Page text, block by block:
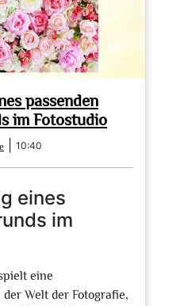
passenden
im Fotostudio
erwinadamsde
10:40
eines
im
eine
Welt der Fotografie,